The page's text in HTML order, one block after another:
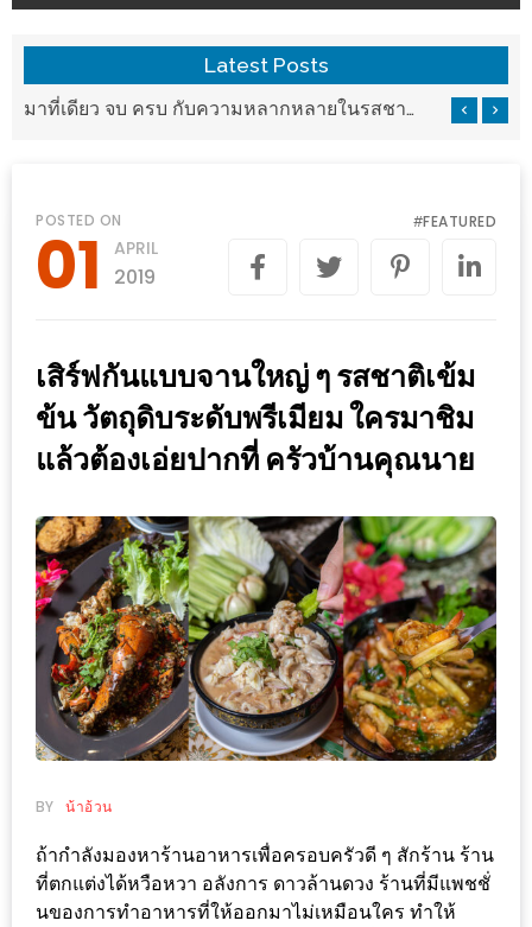
อ้วน
ความ
เป็น
ศิริ
ปัน
นาฯ
เชียงใหม่
เล่น
กัน
ฐานะ
อะไร
ก็ได้
…
เดียว
ที่
ครบ
ครั้ง
ช้อป
ชิ
ลล์
MARKET
FESTIVAL
Latest Posts
แวะมาชิลยามเย็น กับจุดเช็คอินชมวิวดอยสุเทพสุดฟิน เครื่องดื่มและอาหารครบครันที่ Pool House
POSTED ON
01 APRIL
2019
#FEATURED
เสิร์ฟกันแบบจานใหญ่ ๆ รสชาติเข้ม
ข้น วัตถุดิบระดับพรีเมียม ใครมาชิม
แล้วต้องเอ่ยปากที่ ครัวบ้านคุณนาย
BY น้าอ้วน
ถ้ากำลังมองหาร้านอาหารเพื่อครอบครัวดี ๆ สักร้าน ร้าน
ที่ตกแต่งได้หวือหวา อลังการ ดาวล้านดวง ร้านที่มีแพชชั่
นของการทำอาหารที่ให้ออกมาไม่เหมือนใคร ทำให้